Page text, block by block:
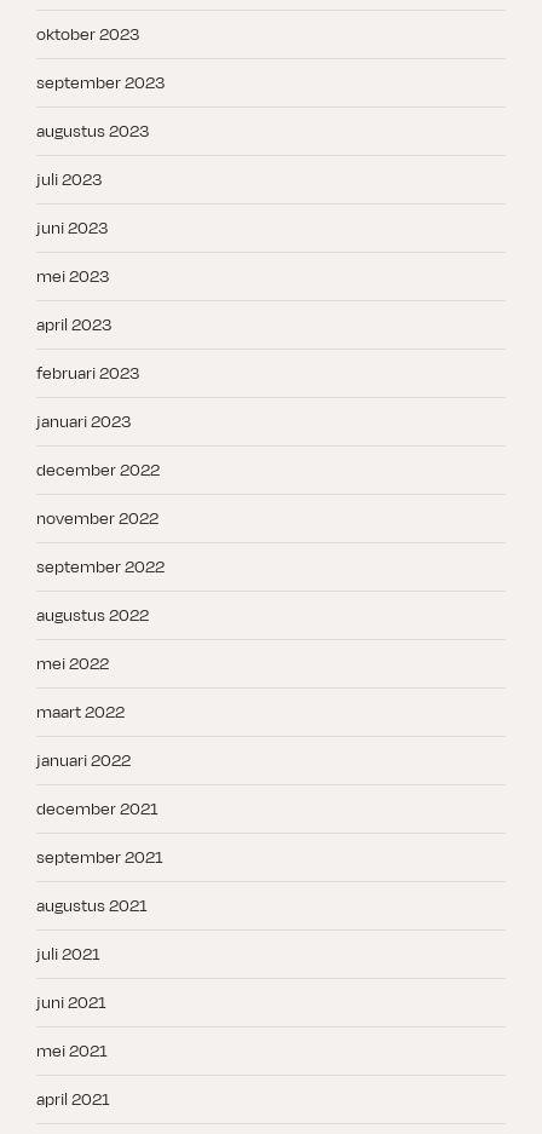
oktober 2023
september 2023
augustus 2023
juli 2023
juni 2023
mei 2023
april 2023
februari 2023
januari 2023
december 2022
november 2022
september 2022
augustus 2022
mei 2022
maart 2022
januari 2022
december 2021
september 2021
augustus 2021
juli 2021
juni 2021
mei 2021
april 2021